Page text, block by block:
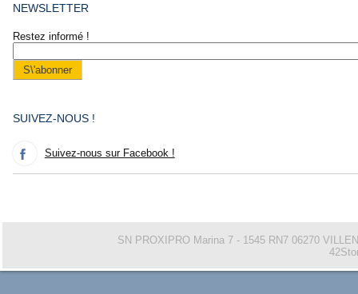
NEWSLETTER
Restez informé !
SUIVEZ-NOUS !
Suivez-nous sur Facebook !
SN PROXIPRO Marina 7 - 1545 RN7 06270